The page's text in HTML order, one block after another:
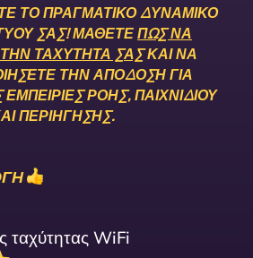
ΤΟ ΠΡΑΓΜΑΤΙΚΌ ΔΥΝΑΜΙΚΌ
ΣΑΣ! ΜΆΘΕΤΕΠΏΣ ΝΑ
ΤΑΧΎΤΗΤΆ ΣΑΣΚΑΙ ΝΑ
ΤΗΝ ΑΠΌΔΟΣΗ ΓΙΑ
ΡΟΉΣ, ΠΑΙΧΝΙΔΙΟΎ
ΠΕΡΙΉΓΗΣΗΣ.
ταχύτητας WiFi